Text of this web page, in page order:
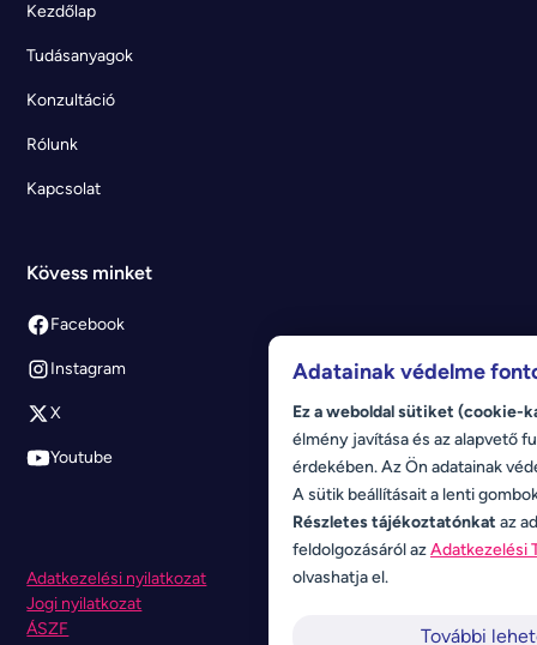
Kezdőlap
Tudásanyagok
Konzultáció
Rólunk
Kapcsolat
Kövess minket
Facebook
Instagram
X
Youtube
Adatkezelési nyilatkozat
Jogi nyilatkozat
ÁSZF
Adatainak védelme
Ez a weboldal sütiket (cookie-
élmény javítása és az alapvető
érdekében. Az Ön adatainak
A sütik beállításait a lenti
Részletes tájékoztatónkat az
feldolgozásáról azAdatkezelési
olvashatja el.
További